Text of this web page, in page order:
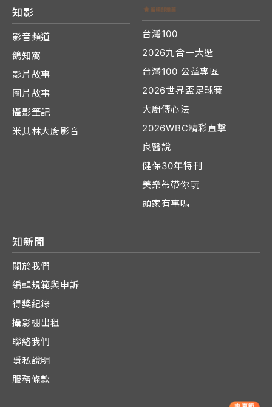
知影
影音頻道
鴿知窩
影片故事
圖片故事
攝影筆記
米其林大廚影音
台灣100
2026九合一大選
台灣100 公益專區
2026世界盃足球賽
大廚傳心法
2026WBC精彩直擊
良醫說
健保30年特刊
美樂蒂帶你玩
頭家有事嗎
知新聞
關於我們
編輯規範與申訴
得獎紀錄
攝影棚出租
聯絡我們
隱私說明
服務條款